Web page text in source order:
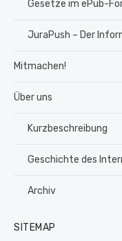
Gesetze im ePub-
JuraPush – Der
Mitmachen!
Über uns
Kurzbeschreibung
Geschichte des
Archiv
SITEMAP